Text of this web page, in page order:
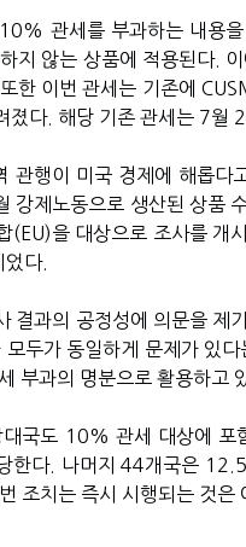
관세를 부과하는 내용
지 않는 상품에 적용된다.
한 이번 관세는 기존에
졌다. 해당 기존 관세는 7월
관행이 미국 경제에 해롭다
강제노동으로 생산된 상품
(EU)을 대상으로 조사를 개
다.
결과의 공정성에 의문을 제
모두가 동일하게 문제가 있
부과의 명분으로 활용하고
국도 10% 관세 대상에 포
한다. 나머지 44개국은
조치는 즉시 시행되는 것